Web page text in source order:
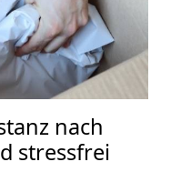
nach
stressfrei